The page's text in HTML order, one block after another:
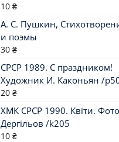
10 ₴
А. С. Пушкин,
и поэмы
30 ₴
СРСР 1989. С праздником!
Художник И. Каконьян /
20 ₴
ХМК СРСР 1990. Квіти. Фото
Дергільов /k205
10 ₴